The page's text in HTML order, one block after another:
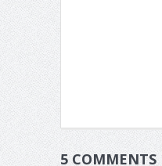
5 COMMENTS